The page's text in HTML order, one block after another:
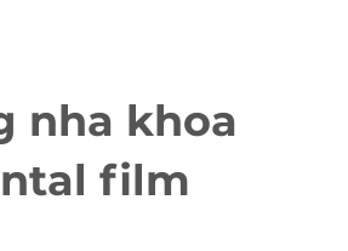
nha khoa
film